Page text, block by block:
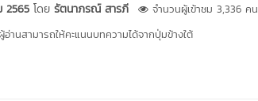
2565 โดย รัตนาภรณ์ สารภี
จำนวนผู้เข้าชม 3,336 คน
ผู้อ่านสามารถให้คะแนนบทความได้จากปุ่มข้างใต้